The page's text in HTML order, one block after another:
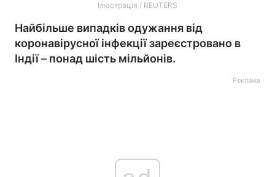
Ілюстрація / REUTERS
Найбільше випадків одужання від
коронавірусної інфекції зареєстровано в
Індії – понад шість мільйонів.
Реклама